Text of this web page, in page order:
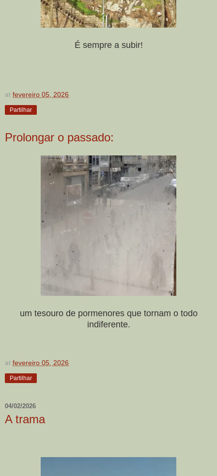
É sempre a subir!
at fevereiro 05, 2026
Partilhar
Prolongar o passado:
um tesouro de pormenores que tornam o todo
indiferente.
at fevereiro 05, 2026
Partilhar
04/02/2026
A trama